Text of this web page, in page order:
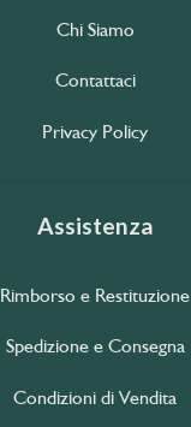
Chi Siamo
Contattaci
Privacy Policy
Assistenza
Rimborso e Restituzione
Spedizione e Consegna
Condizioni di Vendita